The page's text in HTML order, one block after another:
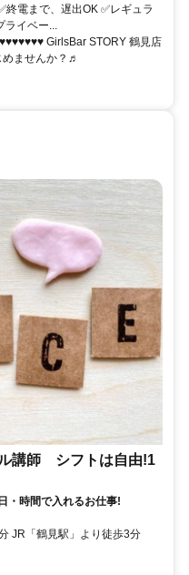
山店」「湘南台店」 「姉
にぴったりのお店を教えてね♡
終電まで、遅出OK ✅レギュラ
ライベー...
GirlsBar STORY 鶴見店
めませんか？♬
ル講師 シフトは自由!1
・時間で入れるお仕事!
歩2分 JR「鶴見駅」より徒歩3分